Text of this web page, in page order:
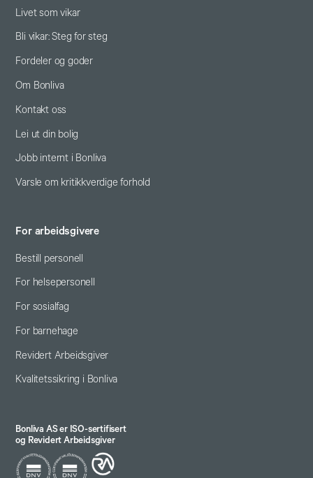
Livet som vikar
Bli vikar: Steg for steg
Fordeler og goder
Om Bonliva
Kontakt oss
Lei ut din bolig
Jobb internt i Bonliva
Varsle om kritikkverdige forhold
For arbeidsgivere
Bestill personell
For helsepersonell
For sosialfag
For barnehage
Revidert Arbeidsgiver
Kvalitetssikring i Bonliva
Bonliva AS er ISO-sertifisert
og Revidert Arbeidsgiver